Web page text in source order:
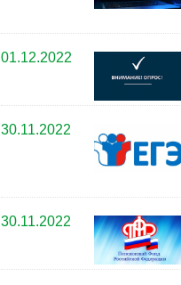
01.12.2022
30.11.2022
30.11.2022